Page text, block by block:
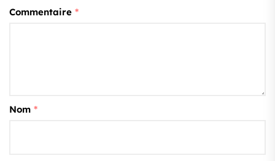
Commentaire *
Nom *